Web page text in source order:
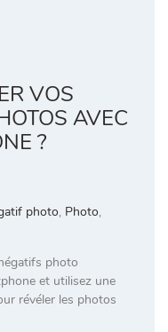
VOS
AVEC
?
photo, Photo,
photo
et utilisez une
révéler les photos